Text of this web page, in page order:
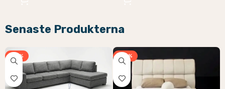
Senaste Produkterna
-31% -33%